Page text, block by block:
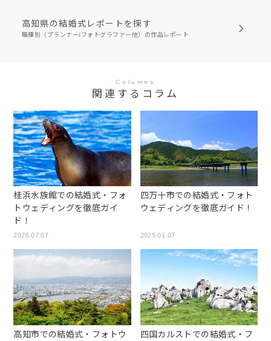
高知県の結婚式レポートを探す
職種別（プランナー/フォトグラファー他）の作品レポート
Columns
関連するコラム
桂浜水族館での結婚式・フォ
トウェディングを徹底ガイ
ド！
2026.07.07
四万十市での結婚式・フォト
ウェディングを徹底ガイド！
2025.01.07
高知市での結婚式・フォトウ
四国カルストでの結婚式・フ